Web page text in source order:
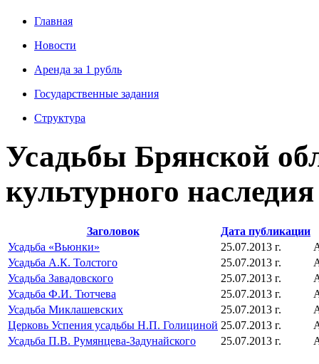
Главная
Новости
Аренда за 1 рубль
Государственные задания
Структура
Усадьбы Брянской
культурного наследия
Заголовок
Дата публикации
Усадьба «Вьюнки»
25.07.2013 г.
Усадьба А.К. Толстого
25.07.2013 г.
Усадьба Завадовского
25.07.2013 г.
Усадьба Ф.И. Тютчева
25.07.2013 г.
Усадьба Миклашевских
25.07.2013 г.
Церковь Успения усадьбы Н.П. Голициной 25.07.2013 г.
Усадьба П.В. Румянцева-Задунайского
25.07.2013 г.